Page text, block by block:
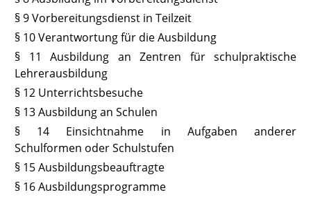
§ 9 Vorbereitungsdienst in Teilzeit
§ 10 Verantwortung für die Ausbildung
§ 11 Ausbildung an Zentren für schulpraktische
Lehrerausbildung
§ 12 Unterrichtsbesuche
§ 13Ausbildung an Schulen
§ 14 Einsichtnahme in Aufgaben anderer
Schulformen oder Schulstufen
§ 15Ausbildungsbeauftragte
§ 16Ausbildungsprogramme